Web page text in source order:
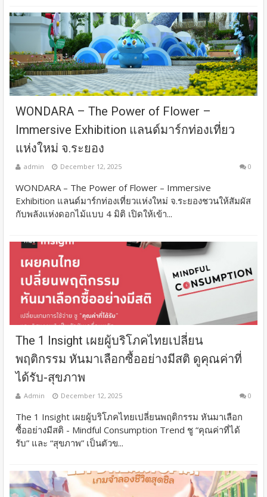
WONDARA – The Power of Flower –
Immersive Exhibition แลนด์มาร์กท่องเที่ยว
แห่งใหม่ จ.ระยอง
admin December 12, 2025 0
WONDARA – The Power of Flower – Immersive
Exhibition แลนด์มาร์กท่องเที่ยวแห่งใหม่ จ.ระยองชวนให้สัมผัส
กับพลังแห่งดอกไม้แบบ 4 มิติ เปิดให้เข้า...
The 1 Insight เผยผู้บริโภคไทยเปลี่ยน
พฤติกรรม หันมาเลือกซื้ออย่างมีสติ ดูคุณค่าที่
ได้รับ-สุขภาพ
Admin December 12, 2025 0
The 1 Insight เผยผู้บริโภคไทยเปลี่ยนพฤติกรรม หันมาเลือก
ซื้ออย่างมีสติ - Mindful Consumption Trend ชู “คุณค่าที่ได้
รับ” และ “สุขภาพ” เป็นตัวข...